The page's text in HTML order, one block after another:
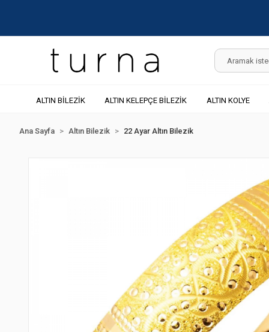
ALTIN BİLEZİK ALTIN KELEPÇE BİLEZİK ALTIN KOLYE
Ana Sayfa Altın Bilezik 22 Ayar Altın Bilezik